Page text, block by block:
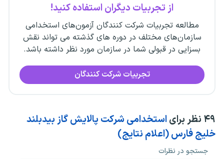
از تجربیات دیگران استفاده کنید!
مطالعه تجربیات شرکت کنندگان آزمون‌های استخدامی
سازمان‌های مختلف در دوره های گذشته می تواند نقش
بسزایی در قبولی شما در سازمان مورد نظر داشته باشد.
تجربیات شرکت کنندگان
۴۹ نظر برای استخدامی شرکت پالایش گاز بیدبلند
خلیج فارس (اعلام نتایج)
جستجو در نظرات